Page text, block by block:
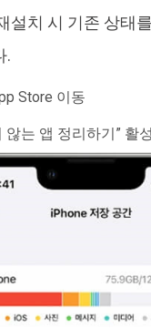
설치 시 기존 상태
.
Store 이동
않는 앱 정리하기” 활